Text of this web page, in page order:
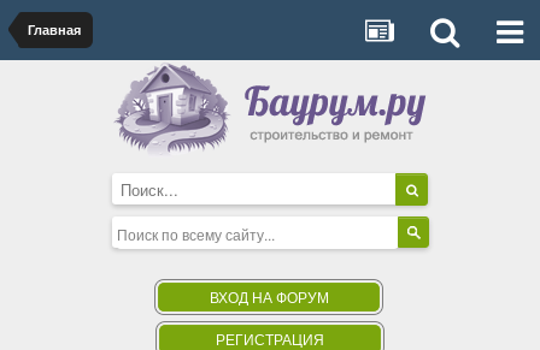
Главная
ВХОД НА ФОРУМ
РЕГИСТРАЦИЯ